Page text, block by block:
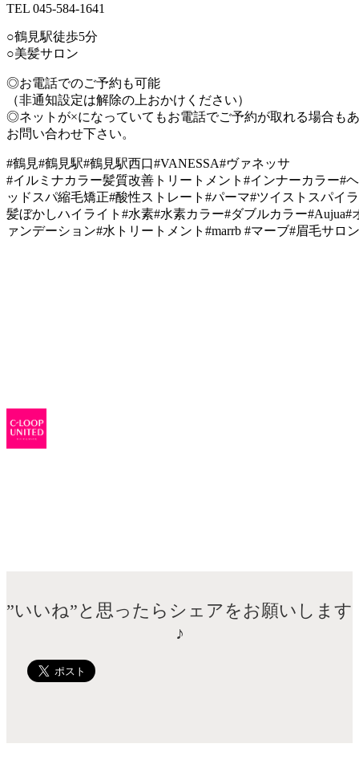
TEL 045-584-1641
○鶴見駅徒歩5分
○美髪サロン
◎お電話でのご予約も可能
（非通知設定は解除の上おかけください）
◎ネットが×になっていてもお電話でご予約が取れる場合も
お問い合わせ下さい。
#鶴見#鶴見駅#鶴見駅西口#VANESSA#ヴァネッサ
#イルミナカラー髪質改善トリートメント#インナーカラー#
ッドスパ縮毛矯正#酸性ストレート#パーマ#ツイストスパイ
髪ぼかしハイライト#水素#水素カラー#ダブルカラー#Aujua#
ァンデーション#水トリートメント#marrb #マーブ#眉毛サロ
”いいね”と思ったらシェアをお願いします
♪